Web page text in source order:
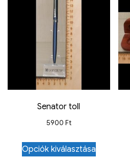
Senator toll
5900 Ft
Opciók kiválasztása